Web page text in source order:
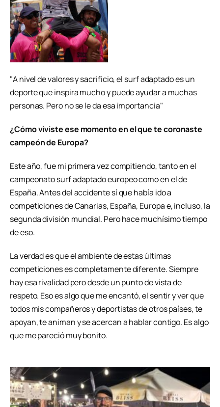
"A nivel de valores y sacrificio, el surf adaptado es un
deporte que inspira mucho y puede ayudar a muchas
personas. Pero no se le da esa importancia"
¿Cómo viviste ese momento en el que te coronaste
campeón de Europa?
Este año, fue mi primera vez compitiendo, tanto en el
campeonato surf adaptado europeo como en el de
España. Antes del accidente sí que había ido a
competiciones de Canarias, España, Europa e, incluso, la
segunda división mundial. Pero hace muchísimo tiempo
de eso.
La verdad es que el ambiente de estas últimas
competiciones es completamente diferente. Siempre
hay esa rivalidad pero desde un punto de vista de
respeto. Eso es algo que me encantó, el sentir y ver que
todos mis compañeros y deportistas de otros países, te
apoyan, te animan y se acercan a hablar contigo. Es algo
que me pareció muy bonito.